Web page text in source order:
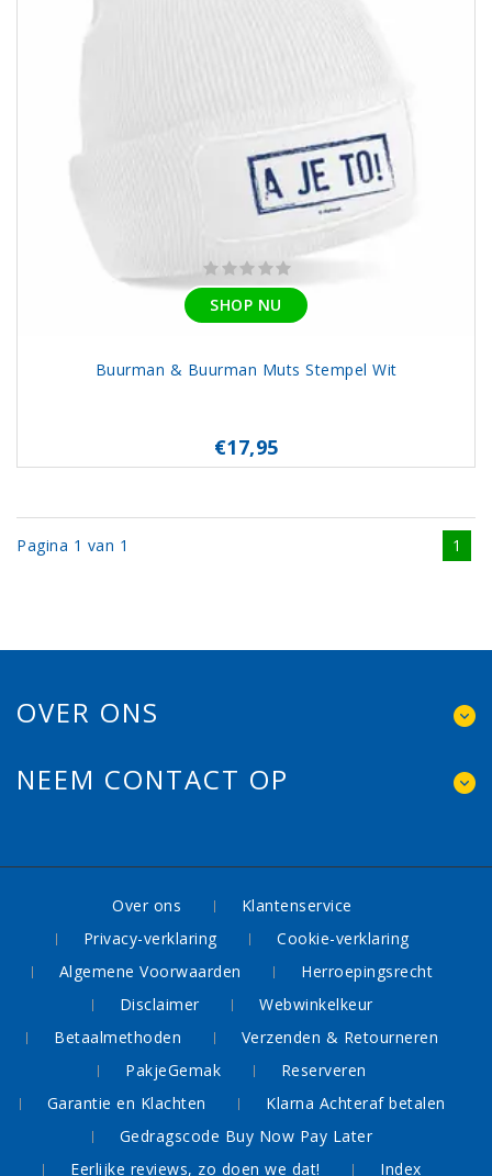
SHOP NU
Buurman & Buurman Muts Stempel Wit
€17,95
Pagina 1 van 1 1
OVER ONS
NEEM CONTACT OP
Over ons
Klantenservice
Privacy-verklaring
Cookie-verklaring
Algemene Voorwaarden
Herroepingsrecht
Disclaimer
Webwinkelkeur
Betaalmethoden
Verzenden & Retourneren
PakjeGemak
Reserveren
Garantie en Klachten
Klarna Achteraf betalen
Gedragscode Buy Now Pay Later
Eerlijke reviews, zo doen we dat!
Index